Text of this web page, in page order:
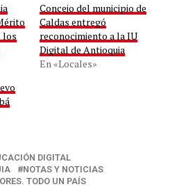
los
Concejo del municipio de
Caldas entregó
reconocimiento a la IU
Digital de Antioquia
En «Locales»
DIGITAL
NOTAS Y NOTICIAS
TODO UN PAÍS